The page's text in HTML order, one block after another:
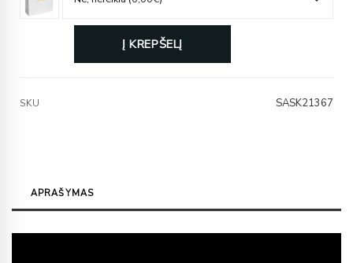
Į KREPŠELĮ
SKU SASK21367
APRAŠYMAS